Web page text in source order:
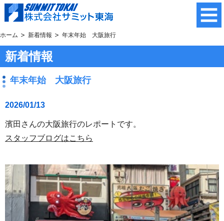
ホーム 新着情報 年末年始 大阪旅行
新着情報
年末年始 大阪旅行
2026/01/13
濱田さんの大阪旅行のレポートです。
スタッフブログはこちら